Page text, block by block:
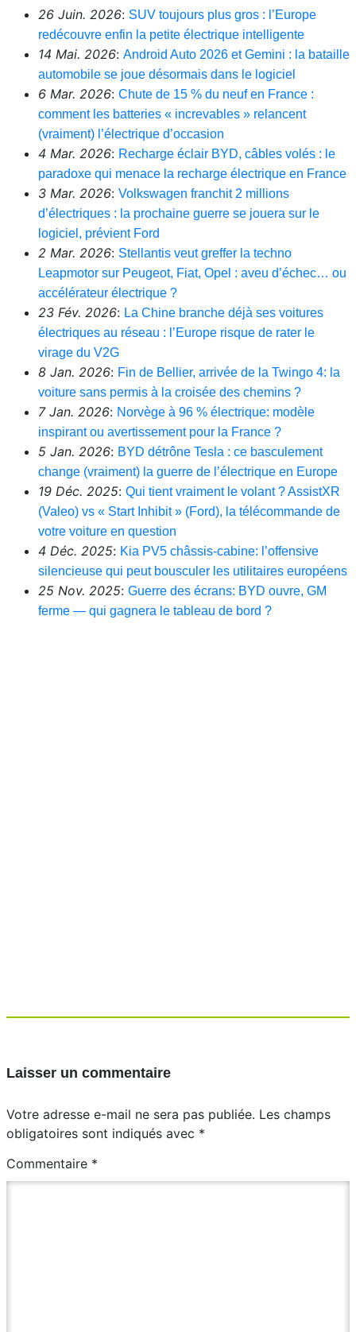
26 Juin. 2026: SUV toujours plus gros : l’Europe
redécouvre enfin la petite électrique intelligente
14 Mai. 2026: Android Auto 2026 et Gemini : la bataille
automobile se joue désormais dans le logiciel
6 Mar. 2026: Chute de 15 % du neuf en France :
comment les batteries « increvables » relancent
(vraiment) l’électrique d’occasion
4 Mar. 2026: Recharge éclair BYD, câbles volés : le
paradoxe qui menace la recharge électrique en France
3 Mar. 2026: Volkswagen franchit 2 millions
d’électriques : la prochaine guerre se jouera sur le
logiciel, prévient Ford
2 Mar. 2026: Stellantis veut greffer la techno
Leapmotor sur Peugeot, Fiat, Opel : aveu d’échec… ou
accélérateur électrique ?
23 Fév. 2026: La Chine branche déjà ses voitures
électriques au réseau : l’Europe risque de rater le
virage du V2G
8 Jan. 2026: Fin de Bellier, arrivée de la Twingo 4: la
voiture sans permis à la croisée des chemins ?
7 Jan. 2026: Norvège à 96 % électrique: modèle
inspirant ou avertissement pour la France ?
5 Jan. 2026: BYD détrône Tesla : ce basculement
change (vraiment) la guerre de l’électrique en Europe
19 Déc. 2025: Qui tient vraiment le volant ? AssistXR
(Valeo) vs « Start Inhibit » (Ford), la télécommande de
votre voiture en question
4 Déc. 2025: Kia PV5 châssis-cabine: l’offensive
silencieuse qui peut bousculer les utilitaires européens
25 Nov. 2025: Guerre des écrans: BYD ouvre, GM
ferme — qui gagnera le tableau de bord ?
Laisser un commentaire
Votre adresse e-mail ne sera pas publiée. Les champs
obligatoires sont indiqués avec *
Commentaire *